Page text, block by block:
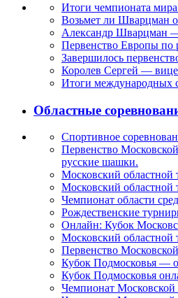
Итоги чемпионата
Возьмет ли Шварцман
Александр Шварцман
Первенство Европы по
Завершилось
Королев Сергей —
Итоги международных
Областные
Спортивное
Первенство
русские шашки.
Московский
Московский
Чемпионат области
Рождественские
Онлайн: Кубок
Московский
Первенство
Кубок Подмосковья —
Кубок Подмосковья
Чемпионат Московской